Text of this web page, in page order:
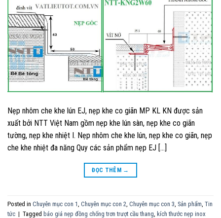
Nẹp nhôm che khe lún EJ, nẹp khe co giãn MP KL KN được sản
xuất bởi NTT Việt Nam gồm nẹp khe lún sàn, nẹp khe co giãn
tường, nẹp khe nhiệt I. Nẹp nhôm che khe lún, nẹp khe co giãn, nẹp
che khe nhiệt đa năng Quy các sản phẩm nẹp EJ […]
ĐỌC THÊM →
Posted in Chuyên mục con 1 Chuyên mục con 2 Chuyên mục con 3 Sản phẩm Tin
tức | Tagged báo giá nẹp đồng chống trơn trượt cầu thang kích thước nẹp inox